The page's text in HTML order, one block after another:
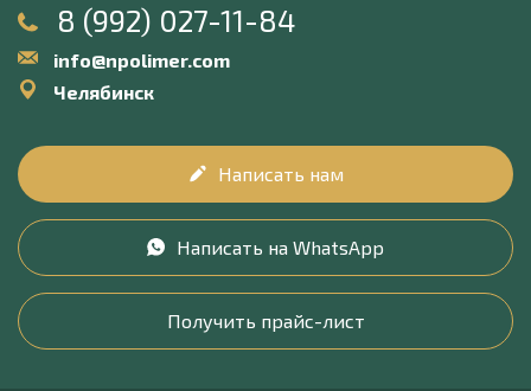
8 (992) 027-11-84
info@npolimer.com
Челябинск
Написать нам
Написать на WhatsApp
Получить прайс-лист